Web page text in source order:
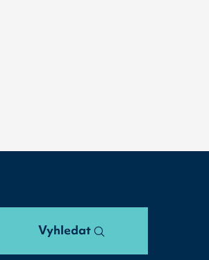
Vyhledat